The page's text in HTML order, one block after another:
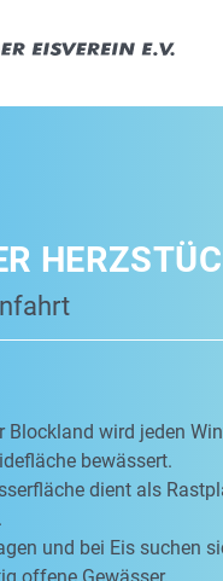
Blockland wird jeden
bewässert.
dient als
und bei Eis suchen